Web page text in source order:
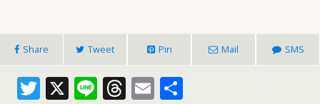
Share Tweet Pin Mail SMS
T X Li T E